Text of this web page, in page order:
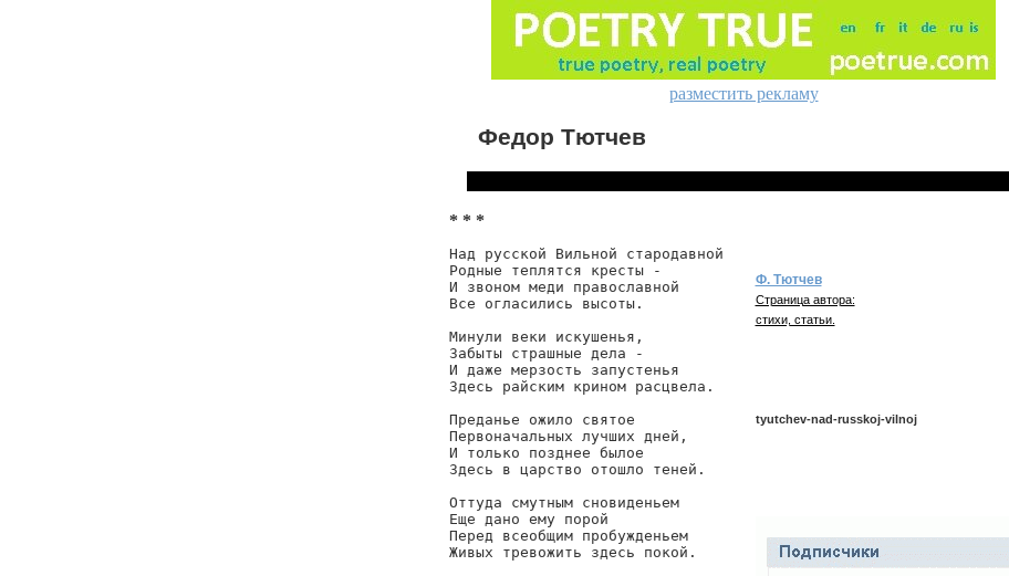
разместить рекламу
Федор Тютчев
* * *
Над русской Вильной стародавной
Родные теплятся кресты -
И звоном меди православной
Все огласились высоты.
Минули веки искушенья,
Забыты страшные дела -
И даже мерзость запустенья
Здесь райским крином расцвела.
Преданье ожило святое
Первоначальных лучших дней,
И только позднее былое
Здесь в царство отошло теней.
Оттуда смутным сновиденьем
Еще дано ему порой
Перед всеобщим пробужденьем
Живых тревожить здесь покой.
Ф. Тютчев
Страница автора:
стихи, статьи.
tyutchev-nad-russkoj-vilnoj